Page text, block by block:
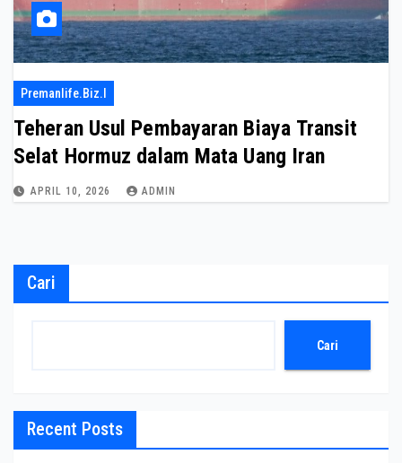
Premanlife.biz.i
Teheran Usul Pembayaran Biaya Transit
Selat Hormuz dalam Mata Uang Iran
APRIL 10, 2026 ADMIN
Cari
Cari
Recent Posts